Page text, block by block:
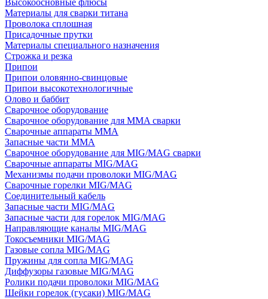
Высокоосновные флюсы
Материалы для сварки титана
Проволока сплошная
Присадочные прутки
Материалы специального назначения
Строжка и резка
Припои
Припои оловянно-свинцовые
Припои высокотехнологичные
Олово и баббит
Сварочное оборудование
Сварочное оборудование для MMA сварки
Сварочные аппараты MMA
Запасные части MMA
Сварочное оборудование для MIG/MAG сварки
Сварочные аппараты MIG/MAG
Механизмы подачи проволоки MIG/MAG
Сварочные горелки MIG/MAG
Соединительный кабель
Запасные части MIG/MAG
Запасные части для горелок MIG/MAG
Направляющие каналы MIG/MAG
Токосъемники MIG/MAG
Газовые сопла MIG/MAG
Пружины для сопла MIG/MAG
Диффузоры газовые MIG/MAG
Ролики подачи проволоки MIG/MAG
Шейки горелок (гусаки) MIG/MAG